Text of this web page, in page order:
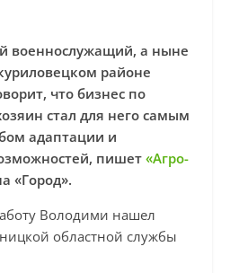
военнослужащий, а ныне
районе
что бизнес по
стал для него самым
адаптации и
пишет «Агро-
«Город».
Володими нашел
областной службы